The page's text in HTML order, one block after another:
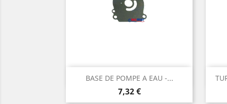
BASE DE POMPE A EAU -...
Prix
7,32 €
Aperçu rapide